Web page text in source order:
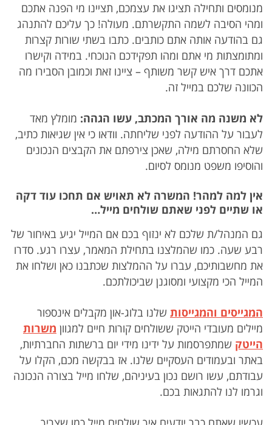
מנומסים ותחילה תציגו את עצמכם, תציינו מי הפנה אתכם
ומהי הסיבה לשמה התקשרתם. מעולה! כך עליכם להתנהג
גם בהודעה אותה אתם כותבים. כתבו בשתי שורות קצרות
ומתומצתות מי אתם ומהו תפקידכם הנוכחי. במידה וקישרו
אתכם דרך איש קשר משותף – ציינו זאת וכמובן הסבירו מה
הכוונה שלכם במייל זה.
לא משנה מה אורך המכתב, עשו הגהה: מומלץ מאד
לעבור על ההודעה לפני שליחתה. וודאו כי אין שגיאות כתיב,
שלא החסרתם מילה, שאכן צירפתם את הקבצים הנכונים
והוסיפו משפט מנומס לסיום.
אין למה למהר! המשרה לא תאויש אם תחכו עוד דקה
או שתיים לפני שאתם שולחים מייל…
גם המנהל/ת שלכם לא ינזוף בכם אם המייל יגיע באיחור של
רבע שעה. כמו שהמלצנו בתחילת המאמר, עצרו רגע. סדרו
את מחשבותיכם, עברו על ההמלצות שכתבנו כאן ושלחו את
המייל הכי מקצועי ומסוגנן שביכולתכם.
המגייסים והמגייסות שלנו בלוג-און מקבלים אינספור
מיילים מעובדי הייטק ששולחים קורות חיים למגוון משרות
הייטק שמתפרסמות על ידינו מידי יום ברשתות החברתיות,
באתר ובעמודים העסקיים שלנו. אז בבקשה מכם, הקלו על
עבודתם, עשו רושם נכון בעיניהם, שלחו מייל בצורה הנכונה
וגרמו לנו להתגאות בכם.